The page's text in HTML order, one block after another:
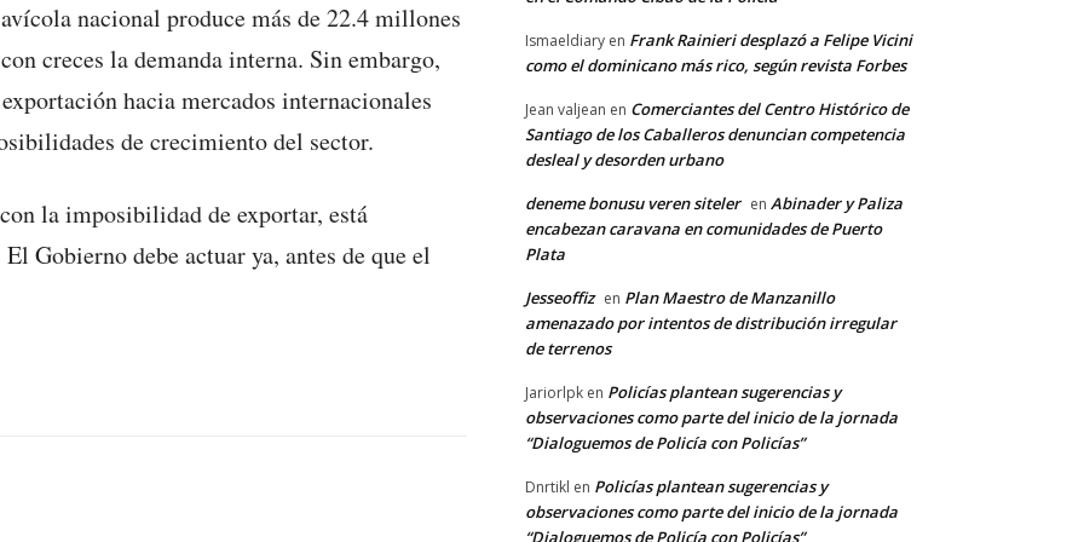
nacional produce más de 22.4 millones
creces la demanda interna. Sin embargo,
hacia mercados internacionales
de crecimiento del sector.
la imposibilidad de exportar, está
Gobierno debe actuar ya, antes de que el
Ismaeldiary en Frank Rainieri desplazó a Felipe Vicini
como el dominicano más rico, según revista Forbes
Jean valjean en Comerciantes del Centro Histórico de
Santiago de los Caballeros denuncian competencia
desleal y desorden urbano
deneme bonusu veren siteler en Abinader y Paliza
encabezan caravana en comunidades de Puerto
Plata
Jesseoffiz en Plan Maestro de Manzanillo
amenazado por intentos de distribución irregular
de terrenos
Jariorlpk en Policías plantean sugerencias y
observaciones como parte del inicio de la jornada
“Dialoguemos de Policía con Policías”
Dnrtikl en Policías plantean sugerencias y
observaciones como parte del inicio de la jornada
“Dialoguemos de Policía con Policías”